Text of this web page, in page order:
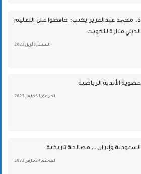
د. محمد عبدالعزيز يكتب: حافظوا على التعليم
الديني منارة للكويت
السبت , 8 أبريل 2023
عضوية الأندية الرياضية
الجمعة , 31 مارس 2023
السعودية وإيران .. مصالحة تاريخية
الجمعة , 24 مارس 2023